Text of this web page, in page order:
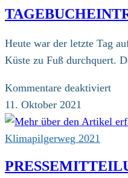
Heute war der letzte Tag
Küste zu Fuß durchquert.
Kommentare deaktiviertfür
aus
der
11. Oktober 2021
Klimapilgerweg 2021